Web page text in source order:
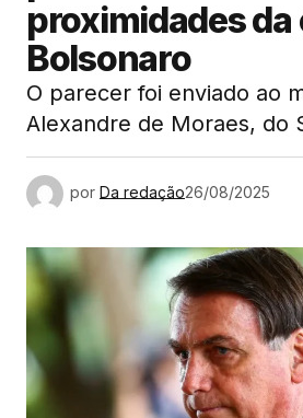
proximidades da
Bolsonaro
O parecer foi enviado ao
Alexandre de Moraes, do
por Da redação26/08/2025